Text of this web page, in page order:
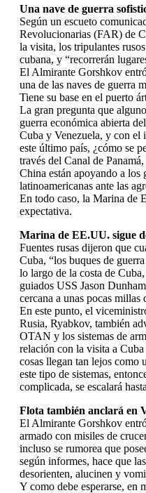
Una nave de guerra
Según un escueto
Revolucionarias (FAR) de
la visita, los tripulantes
cubana, y “recorrerán
El Almirante Gorshkov
una de las naves de guerra
Tiene su base en el puerto
La gran pregunta que
guerra económica abierta
Cuba y Venezuela, y con el
este último país, ¿cómo se
través del Canal de
China están apoyando a los
latinoamericanas ante las
En todo caso, la Marina de
expectativa.
Marina de EE.UU. sigue
Fuentes rusas dijeron que
Cuba, “los buques de
lo largo de la costa de
guiados USS Jason
cercana a unas pocas millas
En este punto, el
Rusia, Ryabkov, también
OTAN y los sistemas de
relación con la visita a
cosas llegan tan lejos como
este tipo de sistemas,
complicada, se escalará
Flota también anclará en
El Almirante Gorshkov
armado con misiles de
incluso se rumorea que
según informes, hace que
desorienten, alucinen y
Y como debe esperarse, en